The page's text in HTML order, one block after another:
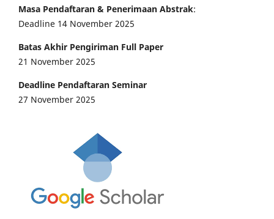
Masa Pendaftaran & Penerimaan Abstrak:
Deadline 14 November 2025
Batas Akhir Pengiriman Full Paper
21 November 2025
Deadline Pendaftaran Seminar
27 November 2025